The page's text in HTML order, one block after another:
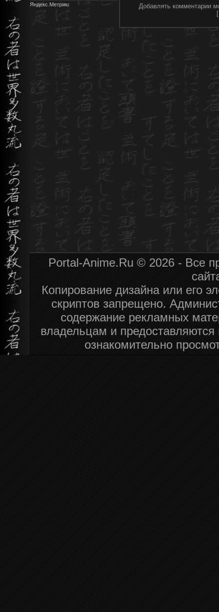
Добавлять комментарии
Portal-Anime.Ru © 2026 - Все
Копирование дизайна или его
скриптов запрещено.
содержание рекламных
владельцам и
ознакомительно